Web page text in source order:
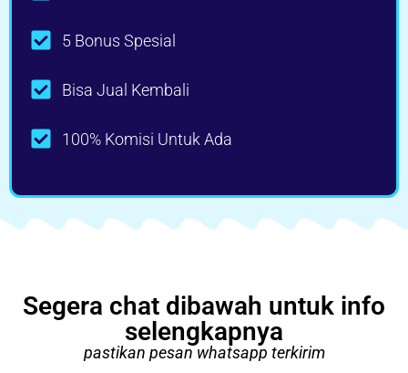
5 Bonus Spesial
Bisa Jual Kembali
100% Komisi Untuk Ada
Segera chat dibawah untuk info
selengkapnya
pastikan pesan whatsapp terkirim